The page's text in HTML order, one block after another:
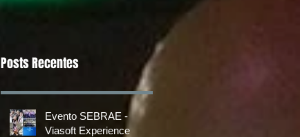
Posts Recentes
Evento SEBRAE -
Viasoft Experience